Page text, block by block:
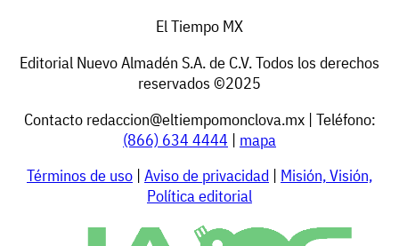
El Tiempo MX
Editorial Nuevo Almadén S.A. de C.V. Todos los derechos
reservados ©2025
Contacto redaccion@eltiempomonclova.mx| Teléfono:
(866) 634 4444 | mapa
Términos de uso | Aviso de privacidad | Misión, Visión,
Política editorial